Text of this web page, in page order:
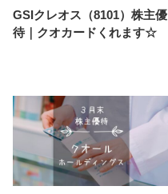
GSIクレオス（8101）株主優
待｜クオカードくれます☆